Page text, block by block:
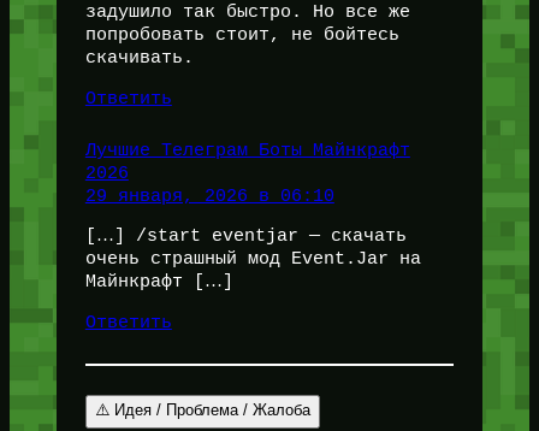
задушило так быстро. Но все же
попробовать стоит, не бойтесь
скачивать.
Ответить
Лучшие Телеграм Боты Майнкрафт
2026
29 января, 2026 в 06:10
[…] /start eventjar — скачать
очень страшный мод Event.Jar на
Майнкрафт […]
Ответить
⚠️ Идея / Проблема / Жалоба